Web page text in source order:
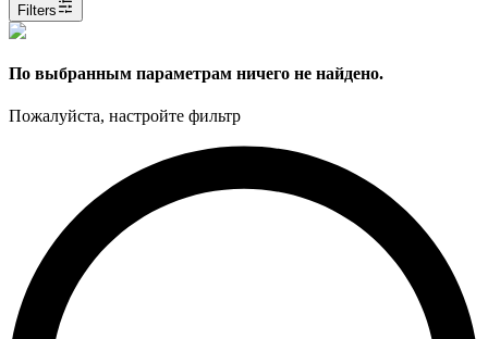
Filters
По выбранным параметрам ничего не найдено.
Пожалуйста, настройте фильтр